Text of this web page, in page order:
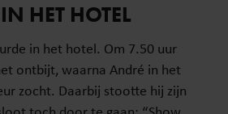
HET HOTEL
in het hotel. Om 7.50 uur
ontbijt, waarna André in het
zocht. Daarbij stootte hij zijn